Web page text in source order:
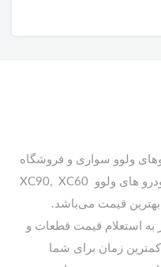
ولوو سواری و فروشگاه
قطعات و لوازم یدکی اصلی تمامی خودرو های ولوو XC90, XC60
به استعلام قیمت قطعات و
زمان برای شما